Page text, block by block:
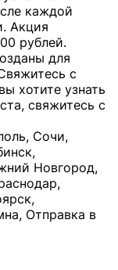
каждой
Акция
рублей.
для
с
хотите узнать
свяжитесь с
Сочи,
Новгород,
Отправка в